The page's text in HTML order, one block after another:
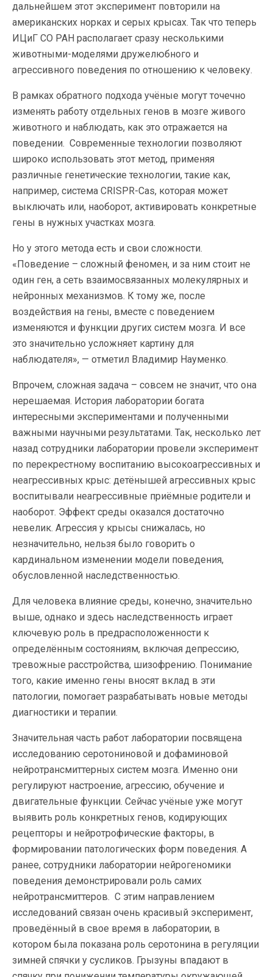
дальнейшем этот эксперимент повторили на
американских норках и серых крысах. Так что теперь
ИЦиГ СО РАН располагает сразу несколькими
животными-моделями дружелюбного и
агрессивного поведения по отношению к человеку.
В рамках обратного подхода учёные могут точечно
изменять работу отдельных генов в мозге живого
животного и наблюдать, как это отражается на
поведении. Современные технологии позволяют
широко использовать этот метод, применяя
различные генетические технологии, такие как,
например, система CRISPR-Cas, которая может
выключать или, наоборот, активировать конкретные
гены в нужных участках мозга.
Но у этого метода есть и свои сложности.
«Поведение – сложный феномен, и за ним стоит не
один ген, а сеть взаимосвязанных молекулярных и
нейронных механизмов. К тому же, после
воздействия на гены, вместе с поведением
изменяются и функции других систем мозга. И все
это значительно усложняет картину для
наблюдателя», — отметил Владимир Науменко.
Впрочем, сложная задача – совсем не значит, что она
нерешаемая. История лаборатории богата
интересными экспериментами и полученными
важными научными результатами. Так, несколько лет
назад сотрудники лаборатории провели эксперимент
по перекрестному воспитанию высокоагрессивных и
неагрессивных крыс: детёнышей агрессивных крыс
воспитывали неагрессивные приёмные родители и
наоборот. Эффект среды оказался достаточно
невелик. Агрессия у крысы снижалась, но
незначительно, нельзя было говорить о
кардинальном изменении модели поведения,
обусловленной наследственностью.
Для человека влияние среды, конечно, значительно
выше, однако и здесь наследственность играет
ключевую роль в предрасположенности к
определённым состояниям, включая депрессию,
тревожные расстройства, шизофрению. Понимание
того, какие именно гены вносят вклад в эти
патологии, помогает разрабатывать новые методы
диагностики и терапии.
Значительная часть работ лаборатории посвящена
исследованию серотониновой и дофаминовой
нейротрансмиттерных систем мозга. Именно они
регулируют настроение, агрессию, обучение и
двигательные функции. Сейчас учёные уже могут
выявить роль конкретных генов, кодирующих
рецепторы и нейротрофические факторы, в
формировании патологических форм поведения. А
ранее, сотрудники лаборатории нейрогеномики
поведения демонстрировали роль самих
нейротрансмиттеров. С этим направлением
исследований связан очень красивый эксперимент,
проведённый в свое время в лаборатории, в
котором была показана роль серотонина в регуляции
зимней спячки у сусликов. Грызуны впадают в